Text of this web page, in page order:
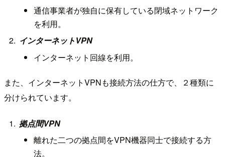
通信事業者が独自に保有している閉域ネットワーク
を利用。
インターネットVPN
インターネット回線を利用。
また、インターネットVPNも接続方法の仕方で、２種類に
分けられています。
拠点間VPN
離れた二つの拠点間をVPN機器同士で接続する方
法。